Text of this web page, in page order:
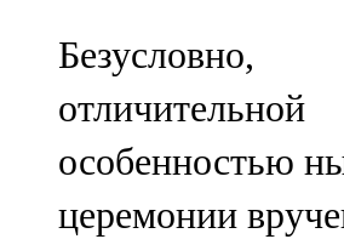
Безусловно,
отличительной
особенностью
церемонии